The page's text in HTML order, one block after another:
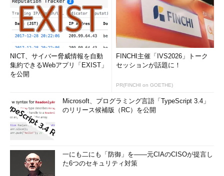
このコマンドもPlayアプリを起動するコマンドですが、
「run」とは違いバックグラウンドで起動します。こちらも
「play start」と通常のコンソールから入力すれば直接使えま
す。
【3】compile
ソースファイルのコンパイルを行います。playはソースファイ
ルの修正後にアクセスするとその時点で再コンパイルが実行され
るので、あまり使うことはないかもしれませんが、サーバが起動
していなくても任意のタイミングでコンパイル可能です。
「test」ディレクトリ以下においてあるすべてのテストクラス
を実行します。現在のgyroプロジェクトではテストクラスがない
NICT、サイバー脅威情報を自動
集約できるWebアプリ「EXIST」
を公開
FINCHI主催「IVS2026」トーク
セッションが話題に！
PR(FINCHI on GOETHE)
Microsoft、プログラミング言語「TypeScript 3.4」
のリリース候補版（RC）を公開
一にも二にも「防御」を――元CIAのCISOが提言し
た6つのセキュリティ対策